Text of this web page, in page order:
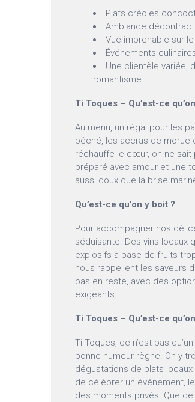
Plats créoles
Ambiance
Vue imprenable sur
Événements
Une clientèle variée,
romantisme
Ti Toques – Qu’est-ce
Au menu, un régal pour les
pêché, les accras de morue
réchauffe le cœur, on ne sait
préparé avec amour et une
aussi doux que la brise
Qu’est-ce qu’on y boit ?
Pour accompagner nos
séduisante. Des vins locaux
explosifs à base de fruits
nous rappellent les saveurs
pas en reste, avec des
exigeants.
Ti Toques – Qu’est-ce
Ti Toques, ce n’est pas
bonne humeur règne. On y
dégustations de plats
de célébrer un événement,
des moments privés. Que